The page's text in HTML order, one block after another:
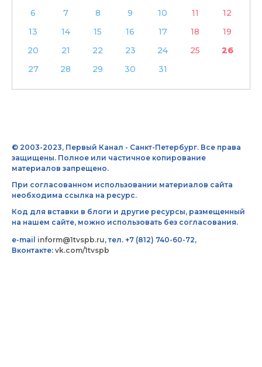
6
7 8 9 10 11
12
13
14 15 16 17 18
19
20
21 22 23 24 25
26
27
28 29 30 31
© 2003-2023, Первый Канал - Санкт-Петербург. Все права
защищены. Полное или частичное копирование
материалов запрещено.
При согласованном использовании материалов сайта
необходима ссылка на ресурс.
Код для вставки в блоги и другие ресурсы, размещенный
на нашем сайте, можно использовать без согласования.
e-mail inform@1tvspb.ru, тел. +7 (812) 740-60-72,
Вконтакте: vk.com/1tvspb